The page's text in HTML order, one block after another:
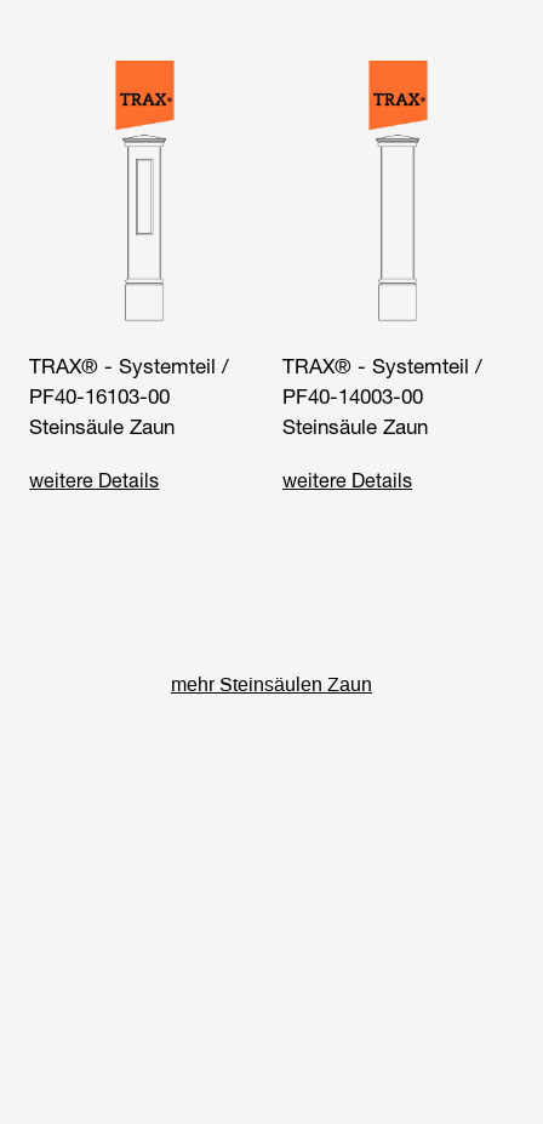
TRAX® - Systemteil /
PF40-16103-00
Steinsäule Zaun
weitere Details
TRAX® - Systemteil /
PF40-14003-00
Steinsäule Zaun
weitere Details
mehr Steinsäulen Zaun